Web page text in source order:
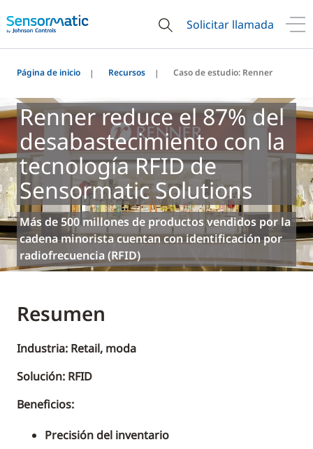
Solicitar llamada
Página de inicio Recursos Caso de estudio: Renner
Renner reduce el 87% del
desabastecimiento con la
tecnología RFID de
Sensormatic Solutions
Más de 500 millones de productos vendidos por la
cadena minorista cuentan con identificación por
radiofrecuencia (RFID)
Resumen
Industria: Retail, moda
Solución: RFID
Beneficios:
Precisión del inventario